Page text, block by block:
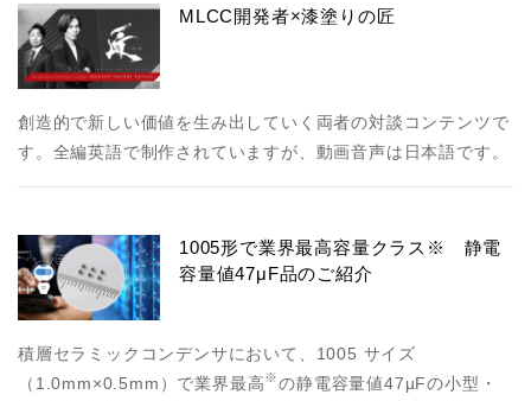
MLCC開発者×漆塗りの匠
創造的で新しい価値を生み出していく両者の対談コンテンツで
す。全編英語で制作されていますが、動画音声は日本語です。
1005形で業界最高容量クラス※ 静電
容量値47μF品のご紹介
積層セラミックコンデンサにおいて、1005 サイズ
（1.0mm×0.5mm）で業界最高※の静電容量値47µFの小型・